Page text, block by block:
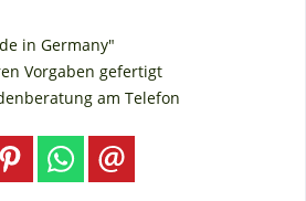
in Germany"
Vorgaben gefertigt
am Telefon